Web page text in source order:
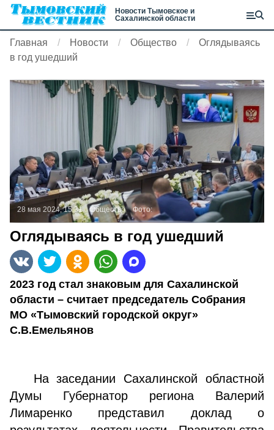
Новости Тымовское и
Сахалинской области
Главная Новости Общество
Оглядываясь
в год ушедший
28 мая 2024, 15:31 Общество Фото:
Оглядываясь в год ушедший
2023 год стал знаковым для Сахалинской
области – считает председатель Собрания
МО «Тымовский городской округ»
С.В.Емельянов
На заседании Сахалинской областной
Думы Губернатор региона Валерий
Лимаренко представил доклад о